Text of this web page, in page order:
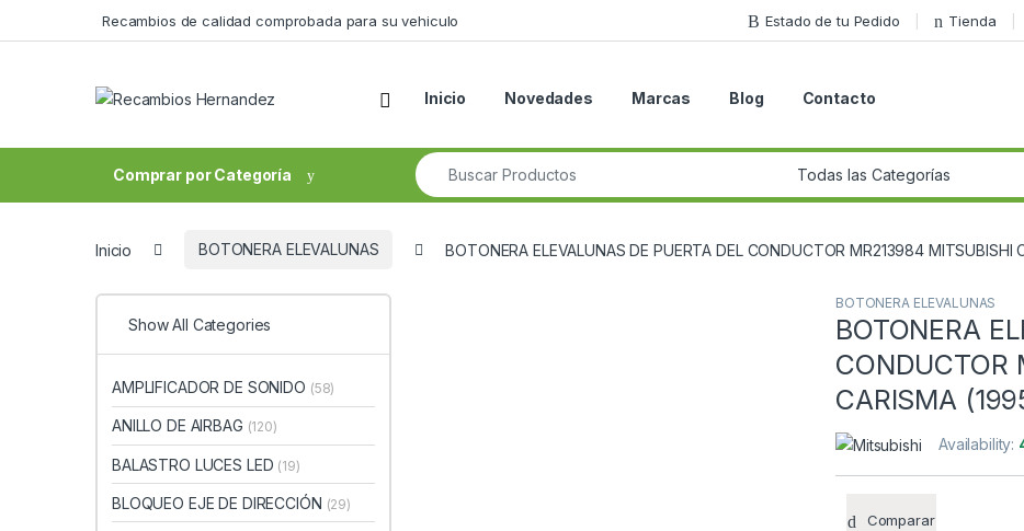
Recambios de calidad comprobada para su vehiculo Estado de tu Pedido Tienda
Open Inicio Novedades Marcas Blog Contacto
Comprar por Categoría
Search for:
Inicio BOTONERA ELEVALUNAS BOTONERA ELEVALUNAS DE PUERTA DEL CONDUCTOR MR213984 MITSUBISHI
BOTONERA ELEVALUNAS
BOTONERA
CONDUCTOR
CARISMA
Availability:
Comparar
Show All Categories
AMPLIFICADOR DE SONIDO (58)
ANILLO DE AIRBAG (120)
BALASTRO LUCES LED (19)
BLOQUEO EJE DE DIRECCIÓN (29)